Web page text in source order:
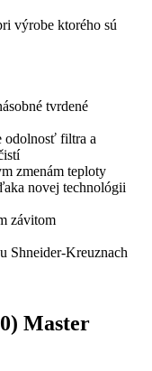
výrobe ktorého sú
tvrdené
odolnosť filtra a
zmenám teploty
novej technológii
závitom
Shneider-Kreuznach
Master